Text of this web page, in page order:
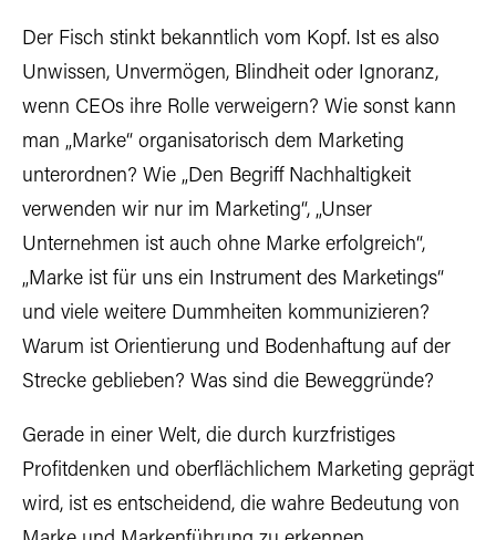
Der Fisch stinkt bekanntlich vom Kopf. Ist es also
Unwissen, Unvermögen, Blindheit oder Ignoranz,
wenn CEOs ihre Rolle verweigern? Wie sonst kann
man „Marke“ organisatorisch dem Marketing
unterordnen? Wie „Den Begriff Nachhaltigkeit
verwenden wir nur im Marketing“, „Unser
Unternehmen ist auch ohne Marke erfolgreich“,
„Marke ist für uns ein Instrument des Marketings“
und viele weitere Dummheiten kommunizieren?
Warum ist Orientierung und Bodenhaftung auf der
Strecke geblieben? Was sind die Beweggründe?
Gerade in einer Welt, die durch kurzfristiges
Profitdenken und oberflächlichem Marketing geprägt
wird, ist es entscheidend, die wahre Bedeutung von